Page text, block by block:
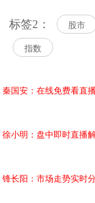
标签2： 股市
指数
秦国安：在线免费看直
徐小明：盘中即时直播
锋长阳：市场走势实时